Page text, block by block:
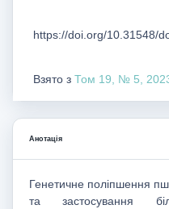
https://doi.org/10.31548/
Взято з Том 19, № 5,
Анотація
Генетичне поліпшення
та застосування